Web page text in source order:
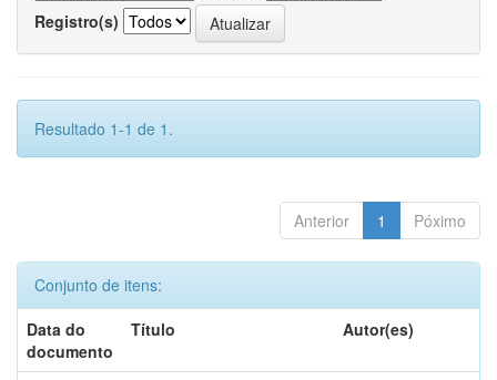
Registro(s)
Resultado 1-1 de 1.
Anterior 1 Póximo
Conjunto de itens:
Data do
documento
Título Autor(es)